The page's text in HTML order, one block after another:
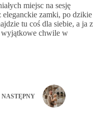
miejsc na sesję
zamki, po dzikie
tu coś dla siebie, a ja z
wyjątkowe chwile w
NASTĘPNY